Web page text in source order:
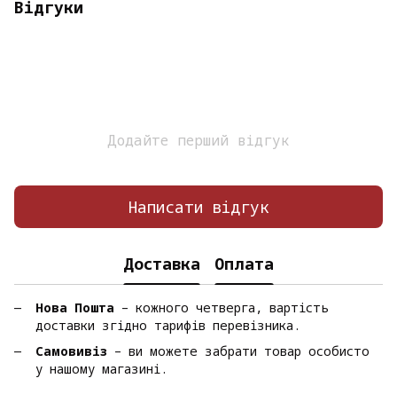
Відгуки
Додайте перший відгук
Написати відгук
Доставка Оплата
Нова Пошта – кожного четверга, вартість
доставки згідно тарифів перевізника.
Самовивіз – ви можете забрати товар особисто
у нашому магазині.